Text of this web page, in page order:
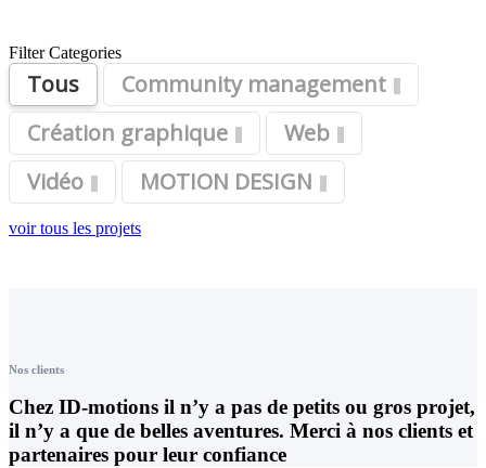
Filter Categories
Tous
Community management
Création graphique
Web
Vidéo
MOTION DESIGN
voir tous les projets
Nos clients
Chez ID-motions il n’y a pas de petits ou gros projet,
il n’y a que de belles aventures. Merci à nos clients et
partenaires pour leur confiance